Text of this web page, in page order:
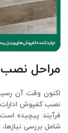
مراحل نصب
اکنون وقت آن
نصب کفپوش ادارات
فرآیند پیچیده
شامل بررسی